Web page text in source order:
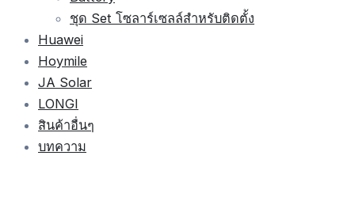
ชุด Set โซลาร์เซลล์สำหรับติดตั้ง
Huawei
Hoymile
JA Solar
LONGI
สินค้าอื่นๆ
บทความ